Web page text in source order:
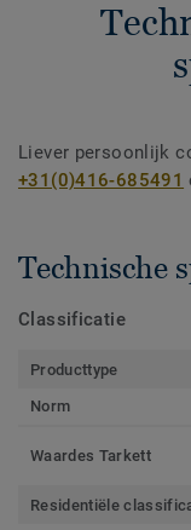
Liever persoonlijk
+31(0)416-685491
Technische
Classificatie
Producttype
Norm
Waardes Tarkett
Residentiële